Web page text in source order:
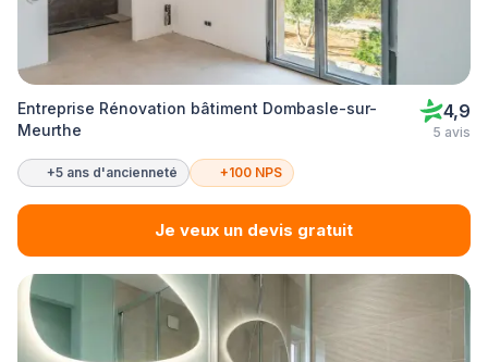
Entreprise Rénovation bâtiment Dombasle-sur-
Meurthe
4,9
5 avis
+5 ans d'ancienneté +100 NPS
Je veux un devis gratuit